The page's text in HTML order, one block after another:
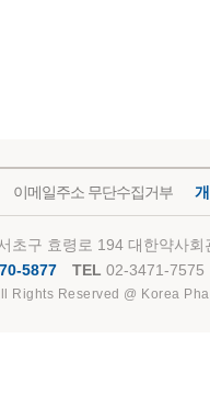
이메일주소 무단수집거부
초구 효령로 194 대한약사
5877
TEL 02-3471-7575
Rights Reserved @ Korea